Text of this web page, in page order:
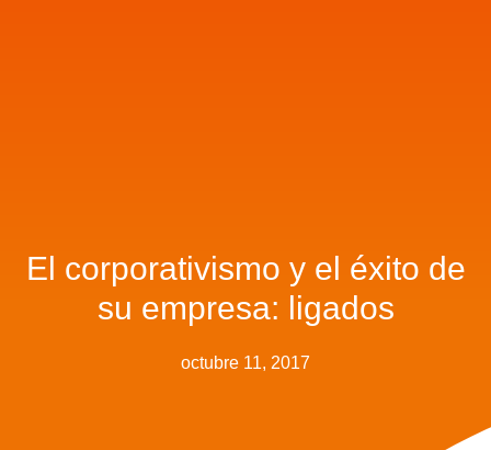
El corporativismo y el éxito de
su empresa: ligados
octubre 11, 2017